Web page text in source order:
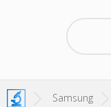
Samsung